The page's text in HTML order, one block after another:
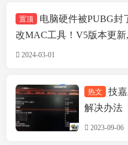
置顶
电脑硬件被PUBG封
改MAC工具！V5版本更新
机,支持INTEL&瑞立网卡
2024-03-01
技术方案
热文
技
解决办法
2023-09-06